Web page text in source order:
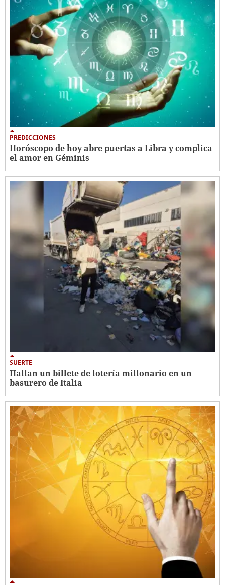
PREDICCIONES
Horóscopo de hoy abre puertas a Libra y complica
el amor en Géminis
SUERTE
Hallan un billete de lotería millonario en un
basurero de Italia